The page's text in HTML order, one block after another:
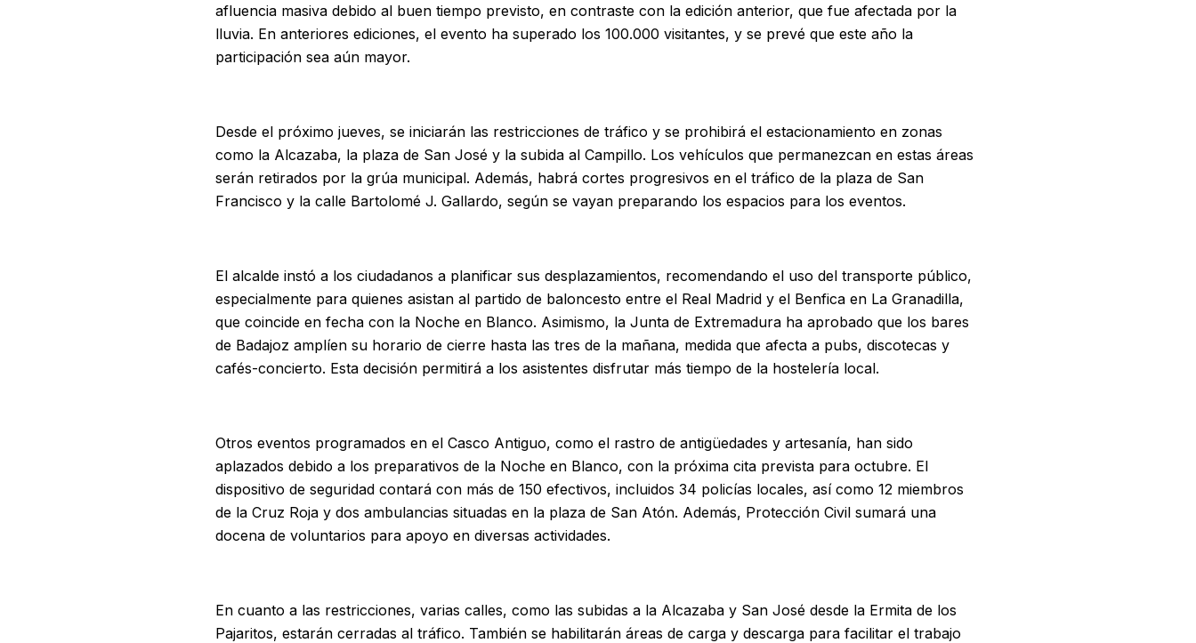
afluencia masiva debido al buen tiempo previsto, en contraste con la edición anterior, que fue afectada por la
lluvia. En anteriores ediciones, el evento ha superado los 100.000 visitantes, y se prevé que este año la
participación sea aún mayor.
Desde el próximo jueves, se iniciarán las restricciones de tráfico y se prohibirá el estacionamiento en zonas
como la Alcazaba, la plaza de San José y la subida al Campillo. Los vehículos que permanezcan en estas áreas
serán retirados por la grúa municipal. Además, habrá cortes progresivos en el tráfico de la plaza de San
Francisco y la calle Bartolomé J. Gallardo, según se vayan preparando los espacios para los eventos.
El alcalde instó a los ciudadanos a planificar sus desplazamientos, recomendando el uso del transporte público,
especialmente para quienes asistan al partido de baloncesto entre el Real Madrid y el Benfica en La Granadilla,
que coincide en fecha con la Noche en Blanco. Asimismo, la Junta de Extremadura ha aprobado que los bares
de Badajoz amplíen su horario de cierre hasta las tres de la mañana, medida que afecta a pubs, discotecas y
cafés-concierto. Esta decisión permitirá a los asistentes disfrutar más tiempo de la hostelería local.
Otros eventos programados en el Casco Antiguo, como el rastro de antigüedades y artesanía, han sido
aplazados debido a los preparativos de la Noche en Blanco, con la próxima cita prevista para octubre. El
dispositivo de seguridad contará con más de 150 efectivos, incluidos 34 policías locales, así como 12 miembros
de la Cruz Roja y dos ambulancias situadas en la plaza de San Atón. Además, Protección Civil sumará una
docena de voluntarios para apoyo en diversas actividades.
En cuanto a las restricciones, varias calles, como las subidas a la Alcazaba y San José desde la Ermita de los
Pajaritos, estarán cerradas al tráfico. También se habilitarán áreas de carga y descarga para facilitar el trabajo